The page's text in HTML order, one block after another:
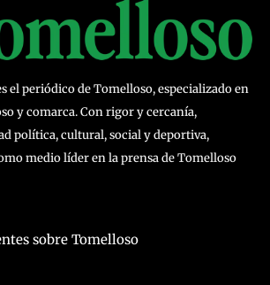
el periódico de Tomelloso, especializado en
y comarca. Con rigor y cercanía,
política, cultural, social y deportiva,
medio líder en la prensa de Tomelloso
sobre Tomelloso